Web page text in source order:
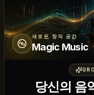
보컬 도구
Singing Test
브라우저에서 기준음을
적으로 평가하세요.
Singing Test 체험하기
새로운 창작 공간
Magic Music
당신의 음